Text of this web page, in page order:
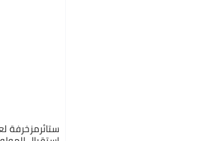
ستائرمزخرفة